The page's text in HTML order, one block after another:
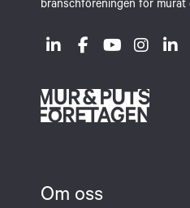
branschföreningen för murat
Om oss